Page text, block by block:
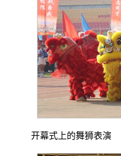
开幕式上的舞狮表演